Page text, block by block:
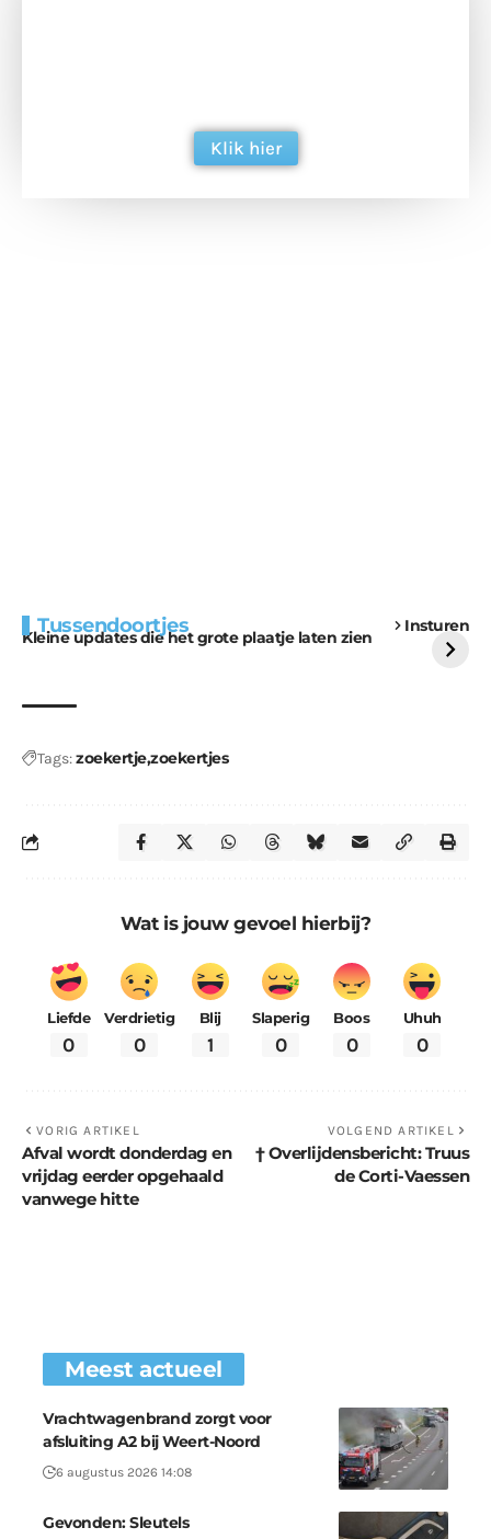
Klik hier
Tussendoortjes Insturen
Kleine updates die het grote plaatje laten zien
voor kabouters
uitdaging
Tags:zoekertjezoekertjes
Wat is jouw gevoel hierbij?
Liefde
0
Verdrietig
0
Blij
1
Slaperig
0
Boos
0
Uhuh
0
VORIG ARTIKEL
Afval wordt donderdag en
vrijdag eerder opgehaald
vanwege hitte
VOLGEND ARTIKEL
† Overlijdensbericht: Truus
de Corti-Vaessen
Meest actueel
Vrachtwagenbrand zorgt voor
afsluiting A2 bij Weert-Noord
6 augustus 2026 14:08
Gevonden: Sleutels